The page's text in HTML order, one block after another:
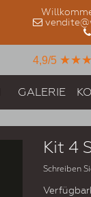
4,9/5
GALERIE
Kit 4
Schreiben